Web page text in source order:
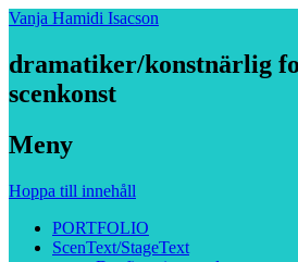
Vanja Hamidi Isacson
dramatiker/konstnärlig
scenkonst
Meny
Hoppa till innehåll
PORTFOLIO
ScenText/StageText